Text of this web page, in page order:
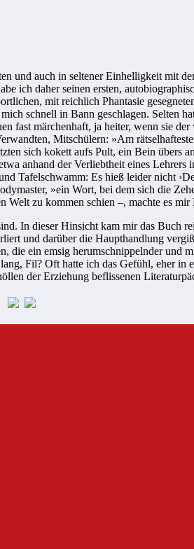
auch in seltener Einhelligkeit mit
ich daher seinen ersten,
mit reichlich Phantasie
schnell in Bann geschlagen. Selten
fast märchenhaft, ja heiter, wenn sie
Mitschülern: »Am
sich kokett aufs Pult, ein Bein übers
anhand der Verliebtheit eines
Tafelschwamm: Es hieß leider nicht
»ein Wort, bei dem sich die
Welt zu kommen schien –, machte es
In dieser Hinsicht kam mir das Buch
und darüber die Haupthandlung
ein emsig herumschnippelnder und
Fil? Oft hatte ich das Gefühl, eher
der Erziehung beflissenen